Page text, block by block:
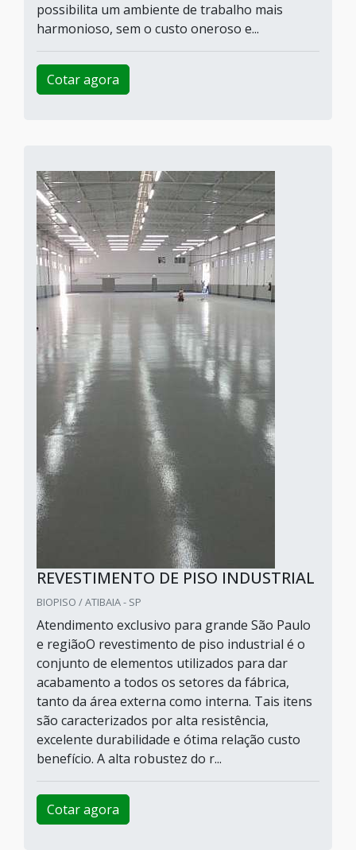
possibilita um ambiente de trabalho mais
harmonioso, sem o custo oneroso e...
Cotar agora
REVESTIMENTO DE PISO INDUSTRIAL
BIOPISO / ATIBAIA - SP
Atendimento exclusivo para grande São Paulo
e regiãoO revestimento de piso industrial é o
conjunto de elementos utilizados para dar
acabamento a todos os setores da fábrica,
tanto da área externa como interna. Tais itens
são caracterizados por alta resistência,
excelente durabilidade e ótima relação custo
benefício. A alta robustez do r...
Cotar agora